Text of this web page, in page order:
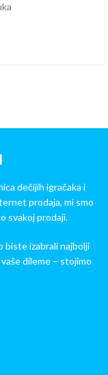
dečijih igračaka i
prodaja, mi smo
svakoj prodaji.
biste izabrali najbolji
dileme – stojimo